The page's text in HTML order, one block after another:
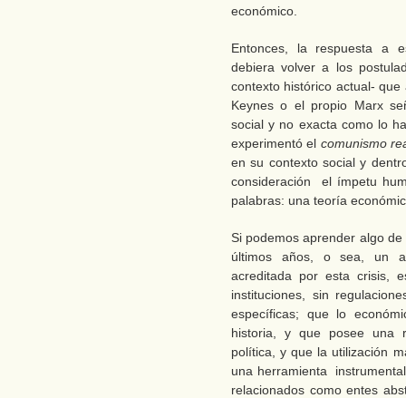
económico.
Entonces, la respuesta a
debiera volver a los
contexto histórico actual-
Keynes o el propio Marx
social y no exacta como lo
experimentó el comunismo
en su contexto social y
consideración el ímpetu
palabras: una teoría
Si podemos aprender algo
últimos años, o sea, un
acreditada por esta crisis,
instituciones, sin
específicas; que lo
historia, y que posee una
política, y que la utilización
una herramienta
relacionados como entes